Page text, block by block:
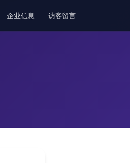
企业信息 访客留言